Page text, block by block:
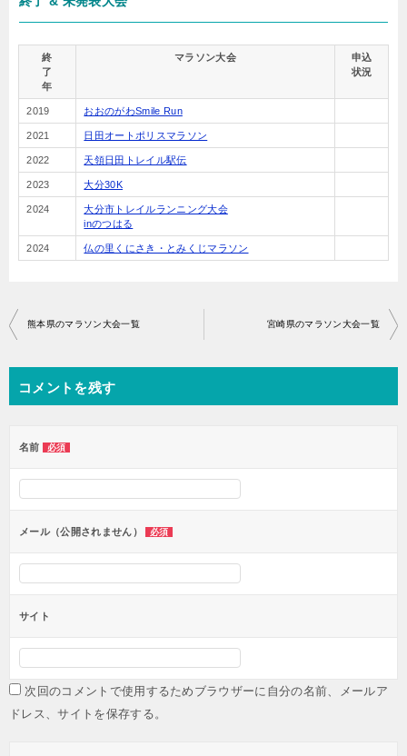
終
了
年
マラソン大会
申込
状況
2019 おおのがわSmile Run
2021 日田オートポリスマラソン
2022 天領日田トレイル駅伝
2023 大分30K
2024
大分市トレイルランニング大会
inのつはる
2024 仏の里くにさき・とみくじマラソン
投
稿
ナ
ビ
シ
ョ
ン
熊本県のマラソン大会一覧 宮崎県のマラソン大会一覧
コメントを残す
名前 必須
メール（公開されません） 必須
サイト
次回のコメントで使用するためブラウザーに自分の名前、メールア
ドレス、サイトを保存する。